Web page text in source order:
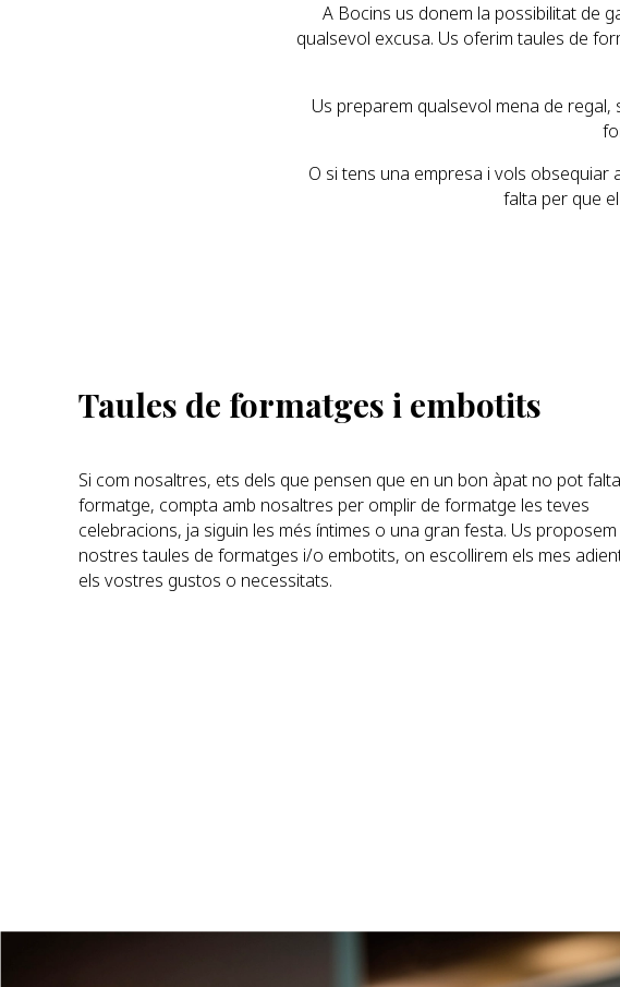
A Bocins us donem la possibilitat de
qualsevol excusa. Us oferim taules de
Us preparem qualsevol mena de
O si tens una empresa i vols
falta per que
Taules de formatges i embotits
Si com nosaltres, ets dels que pensen que en un bon àpat no pot
formatge, compta amb nosaltres per omplir de formatge les teves
celebracions, ja siguin les més íntimes o una gran festa. Us proposem
nostres taules de formatges i/o embotits, on escollirem els mes
els vostres gustos o necessitats.